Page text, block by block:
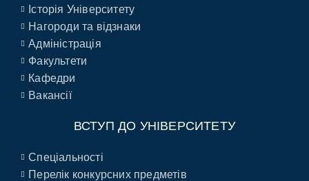
Історія Університету
Нагороди та відзнаки
Адміністрація
Факультети
Кафедри
Вакансії
ВСТУП ДО УНІВЕРСИТЕТУ
Спеціальності
Перелік конкурсних предметів